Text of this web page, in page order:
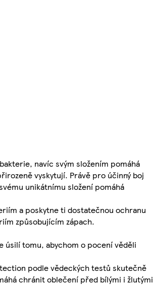
navíc svým složením pomáhá
vyskytují. Právě pro účinný boj
unikátnímu složení pomáhá
a poskytne ti dostatečnou ochranu
způsobujícím zápach.
úsilí tomu, abychom o pocení věděli
podle vědeckých testů skutečně
chránit oblečení před bílými i žlutými